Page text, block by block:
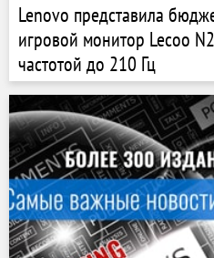
Lenovo представила
игровой монитор Lecoo
частотой до 210 Гц